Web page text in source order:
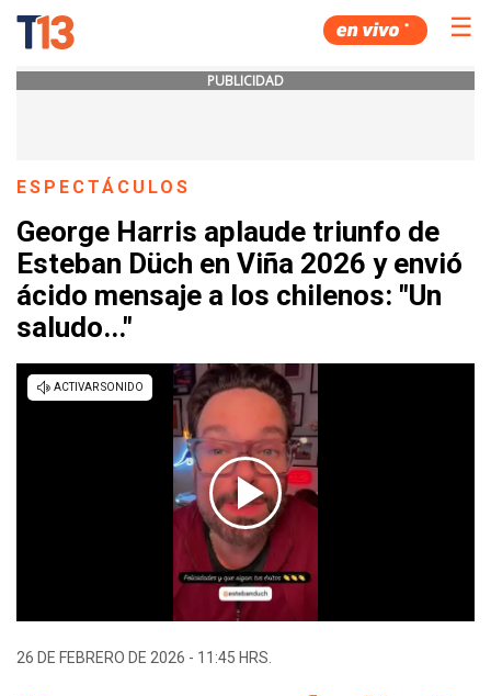
☰
PUBLICIDAD
ESPECTÁCULOS
George Harris aplaude triunfo de
Esteban Düch en Viña 2026 y envió
ácido mensaje a los chilenos: "Un
saludo..."
26 DE FEBRERO DE 2026 - 11:45 HRS.